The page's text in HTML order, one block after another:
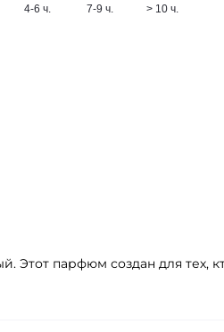
Этот парфюм создан для тех,